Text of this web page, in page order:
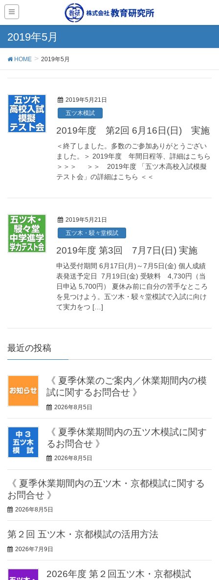
2019年5月
HOME 2019年5月
2019年5月21日
五ツ木模試
2019年度 第2回 6月16日(日) 実施
＜終了しました。多数のご参加ありがとうござい
ました。＞ 2019年度 年間日程等、詳細はこちら
＞＞＞ ＞＞ 2019年度 「五ツ木高校入試模擬
テスト会」の詳細はこちら ＜＜
2019年5月21日
五ツ木・駸々堂模試
2019年度 第3回 7月7日(日) 実施
申込受付期間 6月17日(月)～7月5日(金) 個人成績
表発送予定日 7月19日(金) 受験料 4,730円（当
日申込 5,700円） 夏休み前に自分の苦手なところ
を見つけよう。五ツ木・駸々堂模試で入試に向け
て実力をつ […]
最近の投稿
《 夏季休業のご案内／休業期間内の模
試に関するお問合せ 》
2026年8月5日
《 夏季休業期間内の五ツ木模試に関す
るお問合せ 》
2026年8月5日
《 夏季休業期間内の五ツ木・京都模試に関する
お問合せ 》
2026年8月5日
第２回 五ツ木・京都模試の活用方法
2026年7月9日
2026年度 第２回五ツ木・京都模試